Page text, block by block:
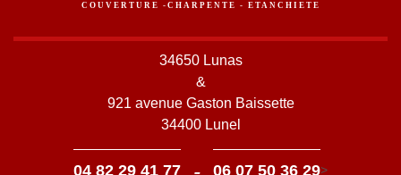
COUVERTURE -CHARPENTE - ETANCHIETE
34650 Lunas
&
921 avenue Gaston Baissette
34400 Lunel
04 82 29 41 77 06 07 50 36 29>